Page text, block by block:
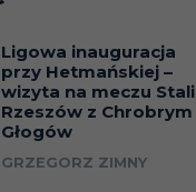
Ligowa inauguracja
przy Hetmańskiej –
wizyta na meczu Stali
Rzeszów z Chrobrym
Głogów
GRZEGORZ ZIMNY